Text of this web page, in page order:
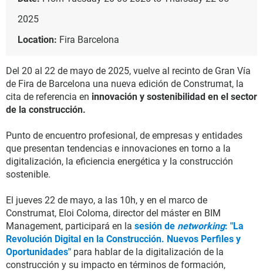
2025
Location: Fira Barcelona
Del 20 al 22 de mayo de 2025, vuelve al recinto de Gran Vía
de Fira de Barcelona una nueva edición de Construmat, la
cita de referencia en innovación y sostenibilidad en el sector
de la construcción.
Punto de encuentro profesional, de empresas y entidades
que presentan tendencias e innovaciones en torno a la
digitalización, la eficiencia energética y la construcción
sostenible.
El jueves 22 de mayo, a las 10h, y en el marco de
Construmat, Eloi Coloma, director del máster en BIM
Management, participará en la sesión de networking: "La
Revolución Digital en la Construcción. Nuevos Perfiles y
Oportunidades" para hablar de la digitalización de la
construcción y su impacto en términos de formación,